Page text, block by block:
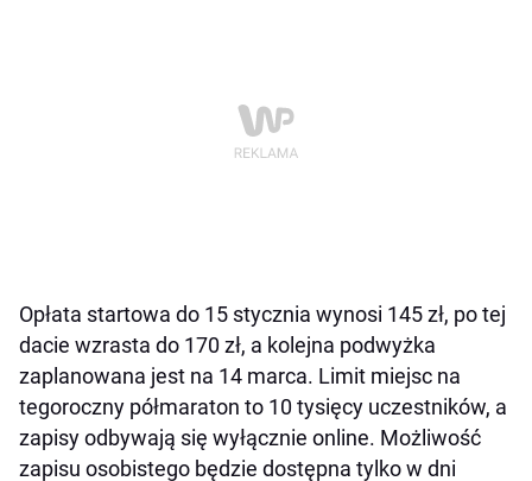
Opłata startowa do 15 stycznia wynosi 145 zł, po tej
dacie wzrasta do 170 zł, a kolejna podwyżka
zaplanowana jest na 14 marca. Limit miejsc na
tegoroczny półmaraton to 10 tysięcy uczestników, a
zapisy odbywają się wyłącznie online. Możliwość
zapisu osobistego będzie dostępna tylko w dni